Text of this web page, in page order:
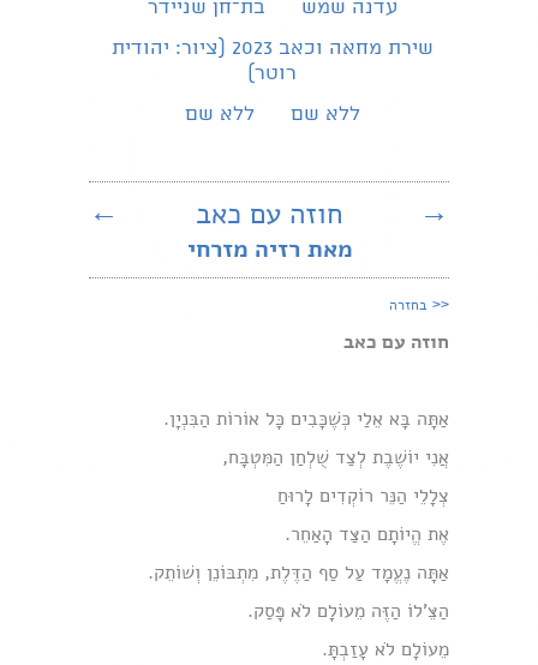
עדנה שמש
בת־חן שניידר
שירת מחאה וכאב 2023 (ציור: יהודית
רוטר)
ללא שם
ללא שם
חוזה עם כאב
מאת רזיה מזרחי
← →
<< בחזרה
חוזה עם כאב
אַתָּה בָּא אֵלַי כְּשֶׁכָּבִים כָּל אוֹרוֹת הַבִּנְיָן.
אֲנִי יוֹשֶׁבֶת לְצַד שֻׁלְחַן הַמִּטְבָּח,
צְלָלֵי הַנֵּר רוֹקְדִים לָרוּחַ
אֶת הֱיוֹתָם הַצַּד הָאַחֵר.
אַתָּה נֶעֱמָד עַל סַף הַדֶּלֶת, מִתְבּוֹנֵן וְשׁוֹתֵק.
הַצֵּ'לוֹ הַזֶּה מֵעוֹלָם לֹא פָּסַק.
מֵעוֹלָם לֹא עָזַבְתָּ.